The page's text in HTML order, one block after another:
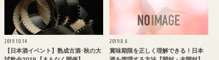
2019.10.14
【日本酒イベント】熟成古酒･秋の大
2019.8.6
賞味期限を正しく理解できる！日本